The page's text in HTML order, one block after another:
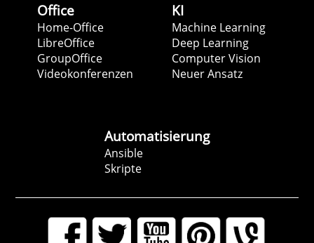
Office
Home-Office
LibreOffice
GroupOffice
Videokonferenzen
KI
Machine Learning
Deep Learning
Computer Vision
Neuer Ansatz
Automatisierung
Ansible
Skripte